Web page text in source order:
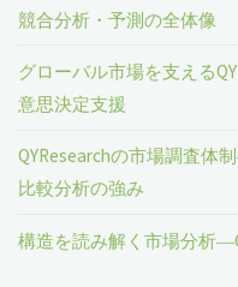
競合分析・予測の全体像
グローバル市場を支える
意思決定支援
QYResearchの市場調査体
比較分析の強み
構造を読み解く市場分析